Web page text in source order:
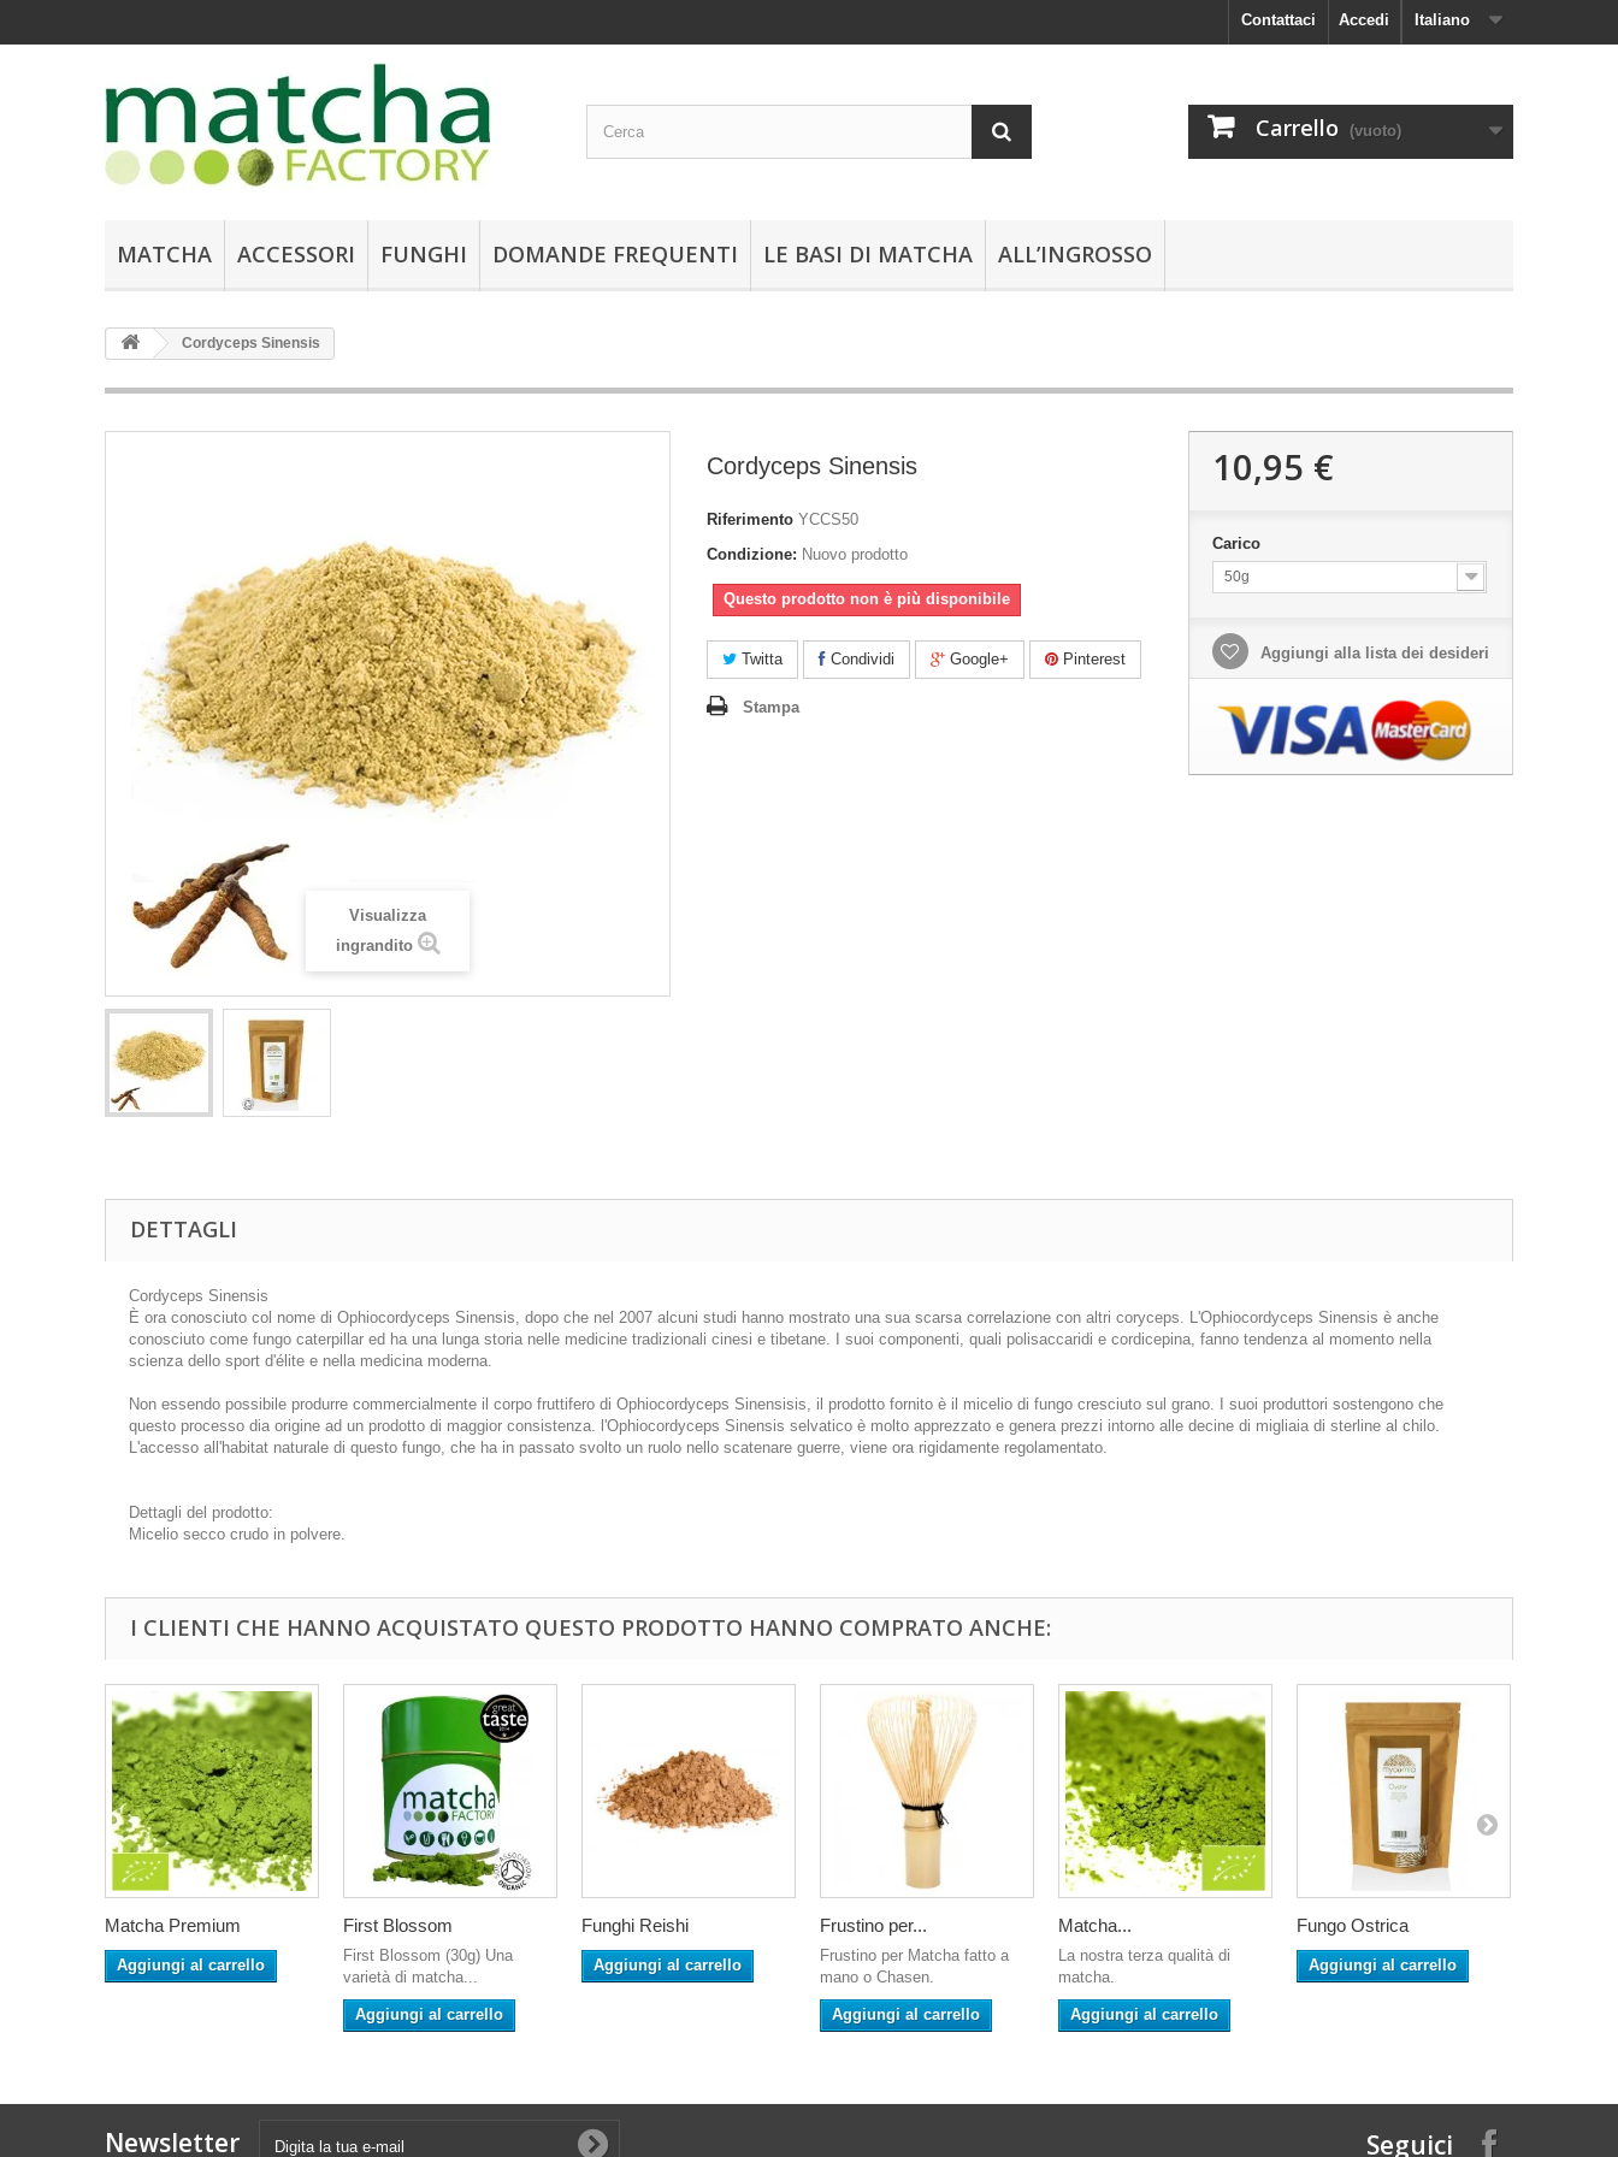
Italiano
Accedi
Contattaci
Carrello (vuoto)
MATCHA ACCESSORI FUNGHI DOMANDE FREQUENTI LE BASI DI MATCHA ALL’INGROSSO
Cordyceps Sinensis
Visualizza
ingrandito
Cordyceps Sinensis
Riferimento YCCS50
Condizione: Nuovo prodotto
Questo prodotto non è più disponibile
Twitta Condividi Google+ Pinterest
Stampa
10,95 €
Carico
50g
Aggiungi alla lista dei desideri
DETTAGLI
Cordyceps Sinensis
È ora conosciuto col nome di Ophiocordyceps Sinensis, dopo che nel 2007 alcuni studi hanno mostrato una sua scarsa correlazione con altri coryceps. L'Ophiocordyceps Sinensis è anche
conosciuto come fungo caterpillar ed ha una lunga storia nelle medicine tradizionali cinesi e tibetane. I suoi componenti, quali polisaccaridi e cordicepina, fanno tendenza al momento nella
scienza dello sport d'élite e nella medicina moderna.
Non essendo possibile produrre commercialmente il corpo fruttifero di Ophiocordyceps Sinensisis, il prodotto fornito è il micelio di fungo cresciuto sul grano. I suoi produttori sostengono che
questo processo dia origine ad un prodotto di maggior consistenza. l'Ophiocordyceps Sinensis selvatico è molto apprezzato e genera prezzi intorno alle decine di migliaia di sterline al chilo.
L'accesso all'habitat naturale di questo fungo, che ha in passato svolto un ruolo nello scatenare guerre, viene ora rigidamente regolamentato.
Dettagli del prodotto:
Micelio secco crudo in polvere.
I CLIENTI CHE HANNO ACQUISTATO QUESTO PRODOTTO HANNO COMPRATO ANCHE:
Matcha Premium
Aggiungi al carrello
First Blossom
First Blossom (30g) Una
varietà di matcha...
Aggiungi al carrello
Funghi Reishi
Aggiungi al carrello
Frustino per...
Frustino per Matcha fatto a
mano o Chasen.
Aggiungi al carrello
Matcha...
La nostra terza qualità di
matcha.
Aggiungi al carrello
Fungo Ostrica
Aggiungi al carrello
Newsletter Seguici